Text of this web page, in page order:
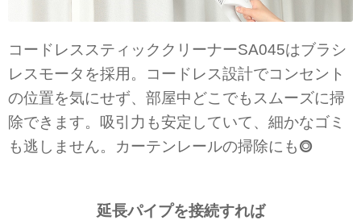
コードレススティッククリーナーSA045はブラシ
レスモータを採用。コードレス設計でコンセント
の位置を気にせず、部屋中どこでもスムーズに掃
除できます。吸引力も安定していて、細かなゴミ
も逃しません。カーテンレールの掃除にも⭗
延長パイプを接続すれば